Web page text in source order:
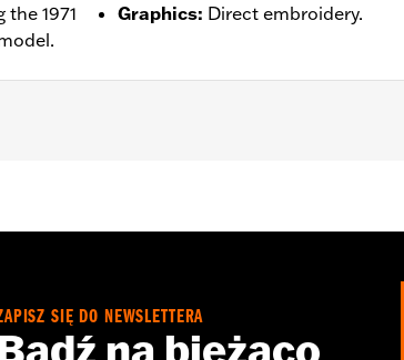
1971
Graphics: Direct embroidery.
warrantyfor full details
SIĘ DO NEWSLETTERA
na bieżąco